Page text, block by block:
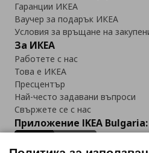
Гаранции ИКЕА
Ваучер за подарък ИКЕА
Условия за връщане на
За ИКЕА
Работете с нас
Това е ИКЕА
Пресцентър
Най-често задавани въпроси
Свържете се с нас
Приложение IKEA Bulgaria: